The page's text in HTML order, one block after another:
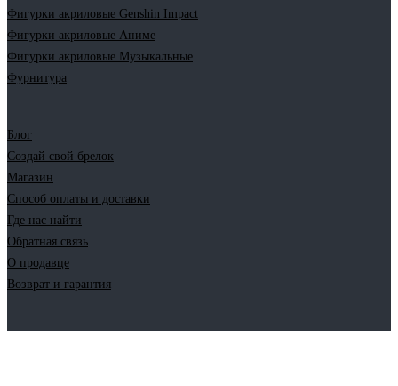
Фигурки акриловые Genshin Impact
Фигурки акриловые Аниме
Фигурки акриловые Музыкальные
Фурнитура
Блог
Создай свой брелок
Магазин
Способ оплаты и доставки
Где нас найти
Обратная связь
О продавце
Возврат и гарантия